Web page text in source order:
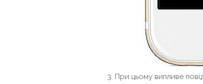
При цьому випливе